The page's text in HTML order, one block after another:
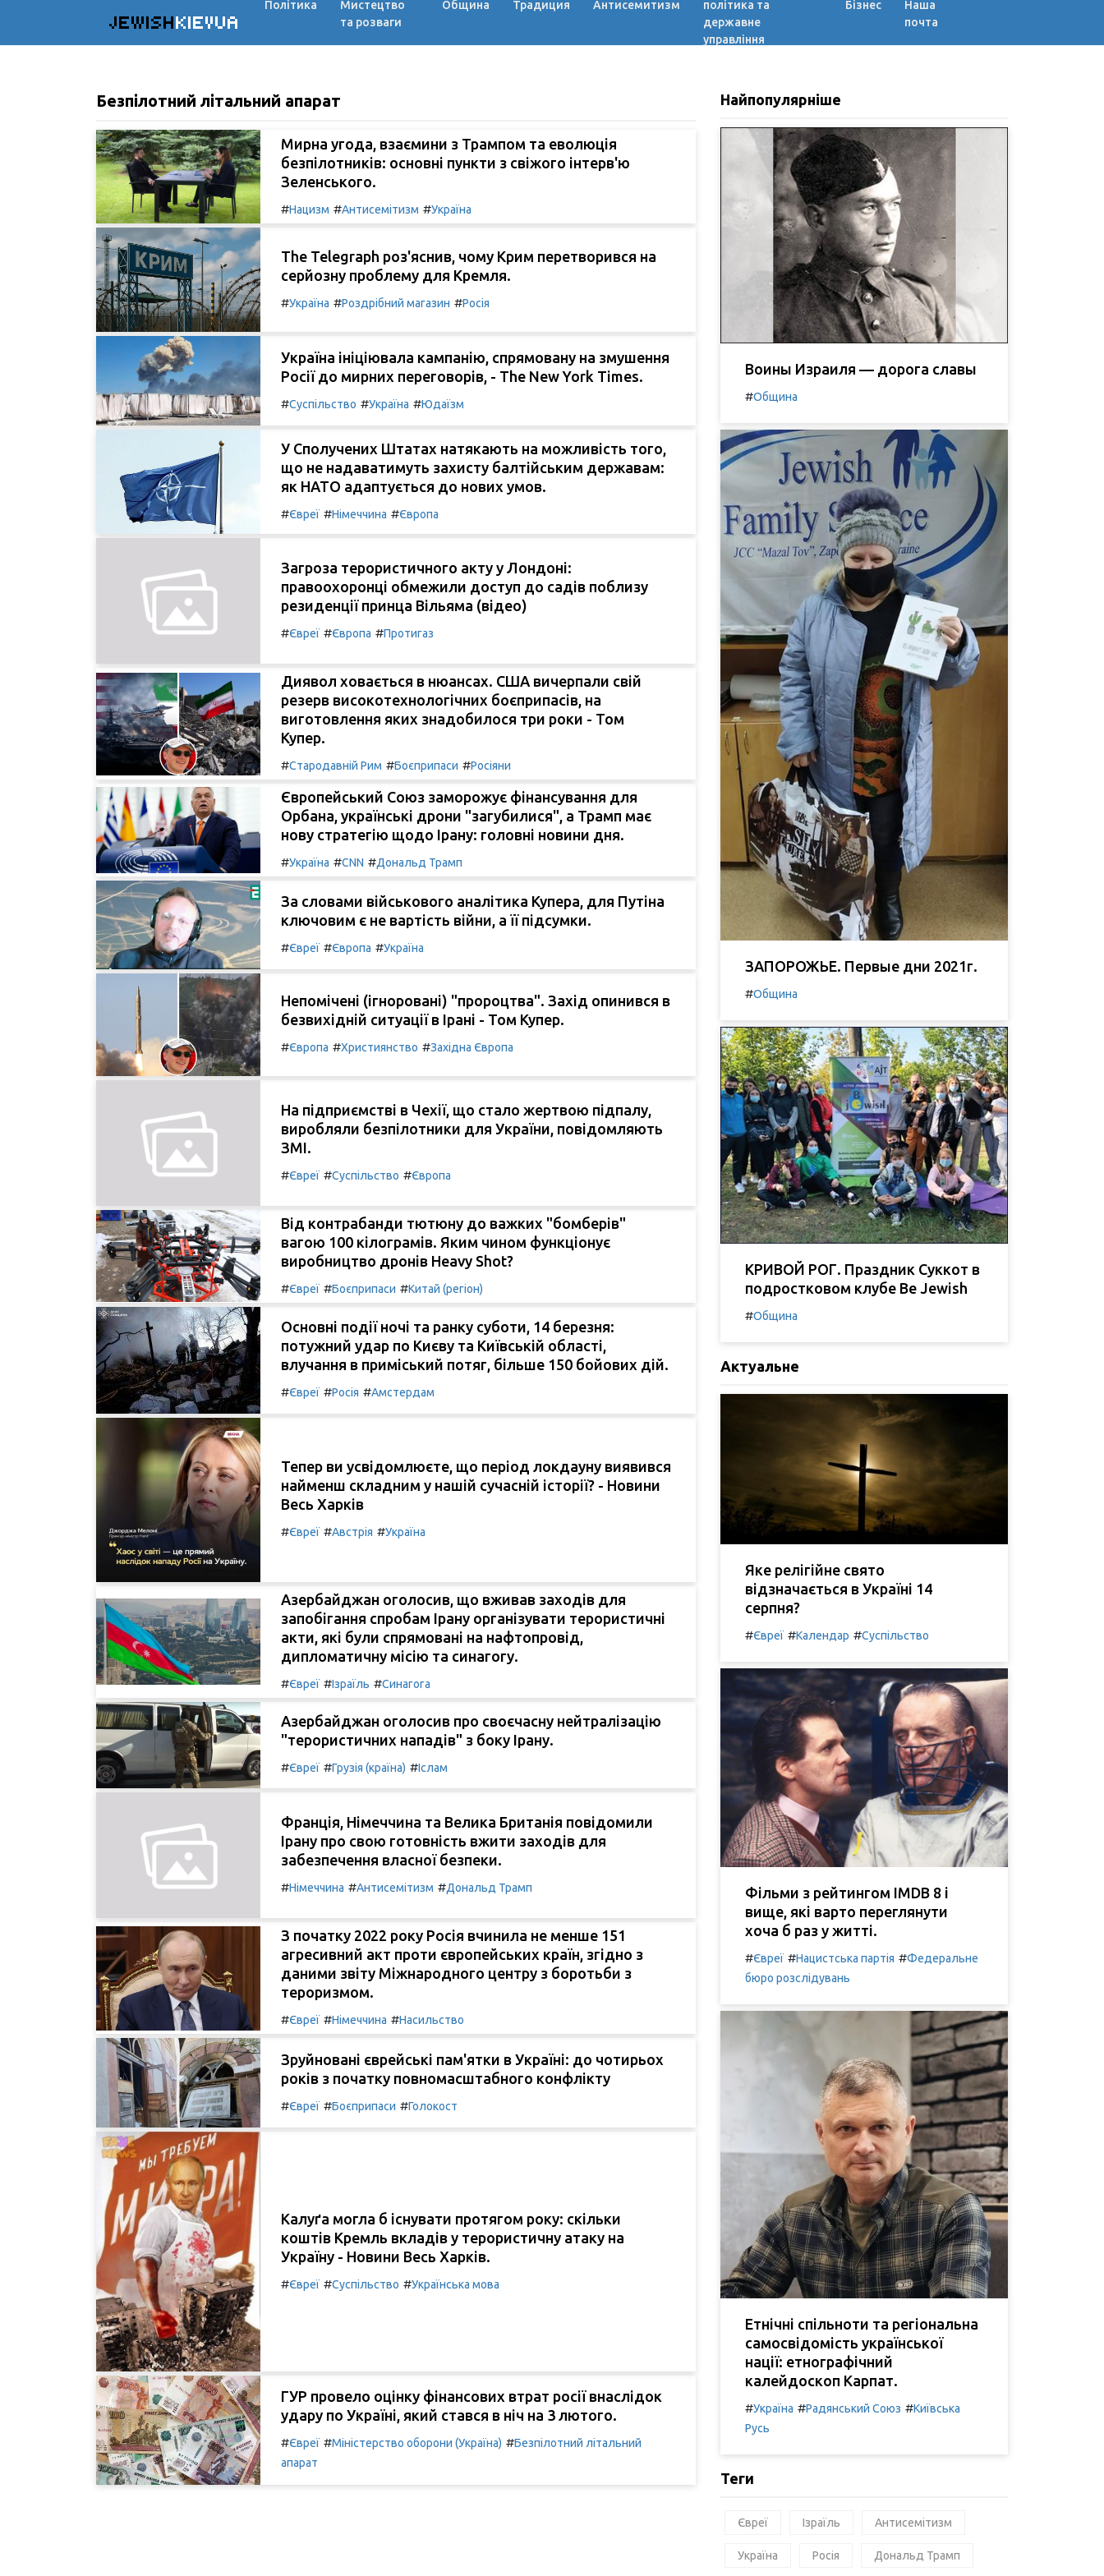
JEWISHKIEVUA
Політика
Мистецтво
та розваги
Община Традиция Антисемитизм
політика та
державне
управління
Бізнес
Наша
почта
Безпілотний літальний апарат
Мирна угода, взаємини з Трампом та еволюція
безпілотників: основні пункти з свіжого інтерв'ю
Зеленського.
#Нацизм #Антисемітизм #Україна
The Telegraph роз'яснив, чому Крим перетворився на
серйозну проблему для Кремля.
#Україна #Роздрібний магазин #Росія
Україна ініціювала кампанію, спрямовану на змушення
Росії до мирних переговорів, - The New York Times.
#Суспільство #Україна #Юдаїзм
У Сполучених Штатах натякають на можливість того,
що не надаватимуть захисту балтійським державам:
як НАТО адаптується до нових умов.
#Євреї #Німеччина #Європа
Загроза терористичного акту у Лондоні:
правоохоронці обмежили доступ до садів поблизу
резиденції принца Вільяма (відео)
#Євреї #Європа #Протигаз
Диявол ховається в нюансах. США вичерпали свій
резерв високотехнологічних боєприпасів, на
виготовлення яких знадобилося три роки - Том
Купер.
#Стародавній Рим #Боєприпаси #Росіяни
Європейський Союз заморожує фінансування для
Орбана, українські дрони "загубилися", а Трамп має
нову стратегію щодо Ірану: головні новини дня.
#Україна #CNN #Дональд Трамп
За словами військового аналітика Купера, для Путіна
ключовим є не вартість війни, а її підсумки.
#Євреї #Європа #Україна
Непомічені (ігноровані) "пророцтва". Захід опинився в
безвихідній ситуації в Ірані - Том Купер.
#Європа #Християнство #Західна Європа
На підприємстві в Чехії, що стало жертвою підпалу,
виробляли безпілотники для України, повідомляють
ЗМІ.
#Євреї #Суспільство #Європа
Від контрабанди тютюну до важких "бомберів"
вагою 100 кілограмів. Яким чином функціонує
виробництво дронів Heavy Shot?
#Євреї #Боєприпаси #Китай (регіон)
Основні події ночі та ранку суботи, 14 березня:
потужний удар по Києву та Київській області,
влучання в приміський потяг, більше 150 бойових дій.
#Євреї #Росія #Амстердам
Тепер ви усвідомлюєте, що період локдауну виявився
найменш складним у нашій сучасній історії? - Новини
Весь Харків
#Євреї #Австрія #Україна
Азербайджан оголосив, що вживав заходів для
запобігання спробам Ірану організувати терористичні
акти, які були спрямовані на нафтопровід,
дипломатичну місію та синагогу.
#Євреї #Ізраїль #Синагога
Азербайджан оголосив про своєчасну нейтралізацію
"терористичних нападів" з боку Ірану.
#Євреї #Грузія (країна) #Іслам
Франція, Німеччина та Велика Британія повідомили
Ірану про свою готовність вжити заходів для
забезпечення власної безпеки.
#Німеччина #Антисемітизм #Дональд Трамп
З початку 2022 року Росія вчинила не менше 151
агресивний акт проти європейських країн, згідно з
даними звіту Міжнародного центру з боротьби з
тероризмом.
#Євреї #Німеччина #Насильство
Зруйновані єврейські пам'ятки в Україні: до чотирьох
років з початку повномасштабного конфлікту
#Євреї #Боєприпаси #Голокост
Калуґа могла б існувати протягом року: скільки
коштів Кремль вкладів у терористичну атаку на
Україну - Новини Весь Харків.
#Євреї #Суспільство #Українська мова
ГУР провело оцінку фінансових втрат росії внаслідок
удару по Україні, який стався в ніч на 3 лютого.
#Євреї #Міністерство оборони (Україна) #Безпілотний літальний
апарат
Найпопулярніше
Воины Израиля — дорога славы
#Община
ЗАПОРОЖЬЕ. Первые дни 2021г.
#Община
КРИВОЙ РОГ. Праздник Суккот в
подростковом клубе Be Jewish
#Община
Актуальне
Яке релігійне свято
відзначається в Україні 14
серпня?
#Євреї #Календар #Суспільство
Фільми з рейтингом IMDB 8 і
вище, які варто переглянути
хоча б раз у житті.
#Євреї #Нацистська партія #Федеральне
бюро розслідувань
Етнічні спільноти та регіональна
самосвідомість української
нації: етнографічний
калейдоскоп Карпат.
#Україна #Радянський Союз #Київська
Русь
Теги
Євреї Ізраїль Антисемітизм
Україна Росія Дональд Трамп